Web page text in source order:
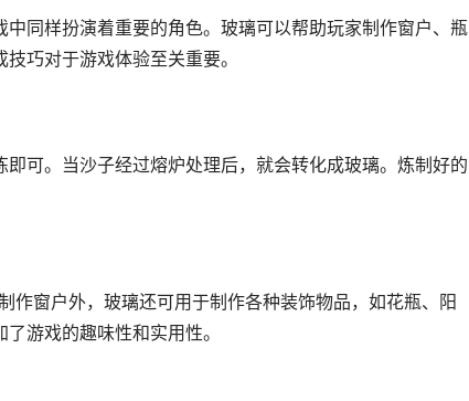
同样扮演着重要的角色。玻璃可以帮助玩家制作窗户、瓶
巧对于游戏体验至关重要。
可。当沙子经过熔炉处理后，就会转化成玻璃。炼制好的
作窗户外，玻璃还可用于制作各种装饰物品，如花瓶、阳
游戏的趣味性和实用性。